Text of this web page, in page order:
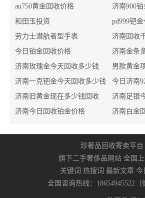
au750黄金回收价格
济南900
和田玉投资
pd999钯
劳力士潜航者型手表
济南回收
今日铂金回收价格
济南金条
济南玫瑰金今天回收多少钱
男款黄金
济南一克钯金今天回收多少钱
今日济南
济南旧黄金现在多少钱回收
济南足银
济南今日回收铂金价格
济南白金
珍奢品回收寄卖平台
旗下二手奢侈品网站 全国
关键词 热搜词 最新文章 今
全国咨询热线： 18654945522